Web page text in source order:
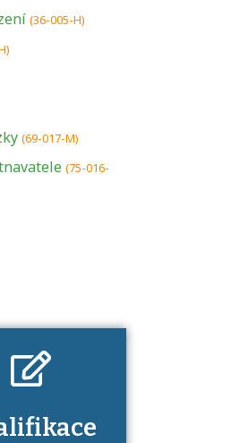
(36-005-H)
(69-017-M)
(75-016-
živností je
k
získání